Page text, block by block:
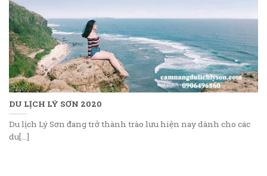
DU LỊCH LÝ SƠN 2020
Du lịch Lý Sơn đang trở thành trào lưu hiện nay dành cho các
du[...]